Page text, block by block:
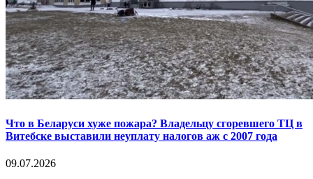
Что в Беларуси хуже пожара? Владельцу сгоревшего ТЦ в
Витебске выставили неуплату налогов аж с 2007 года
09.07.2026